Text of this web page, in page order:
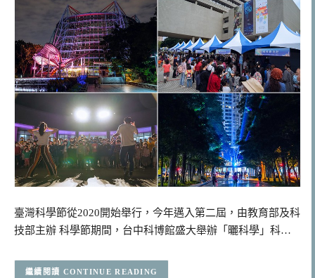
臺灣科學節從2020開始舉行，今年邁入第二屆，由教育部及科
技部主辦 科學節期間，台中科博館盛大舉辦「曬科學」科…
CONTINUE READING